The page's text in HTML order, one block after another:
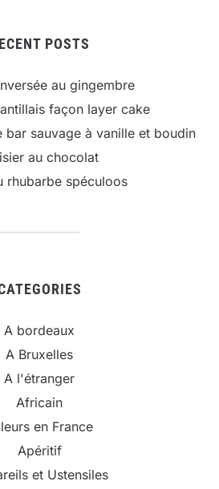
POSTS
au gingembre
façon layer cake
bar sauvage à vanille et boudin
au chocolat
rhubarbe spéculoos
A bordeaux
A Bruxelles
A l'étranger
Africain
en France
Apéritif
et Ustensiles